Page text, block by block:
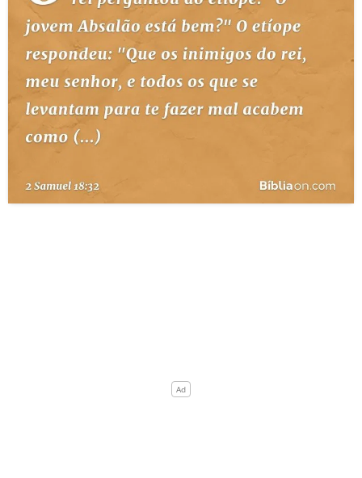
ESBOÇOS DE PREGAÇÃO
TEMAS
PERGUNTE À BÍBLIA
TERMO BÍBLICO
QUEM SOMOS